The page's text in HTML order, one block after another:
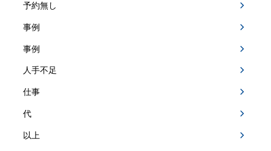
予約無し
事例
事例
人手不足
仕事
代
以上